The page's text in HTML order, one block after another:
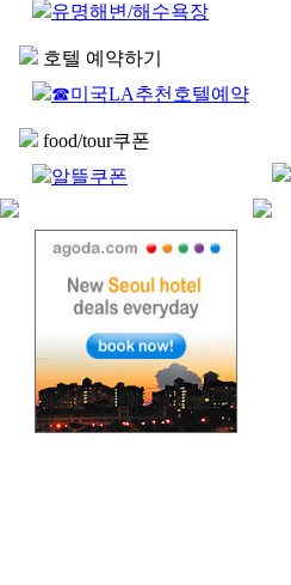
유명해변/해수욕장
호텔 예약하기
☎미국LA추천호텔예약
food/tour쿠폰
알뜰쿠폰